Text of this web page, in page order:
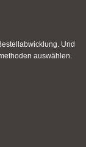
Und
auswählen.